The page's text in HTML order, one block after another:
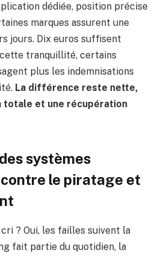
dédiée, position précise
marques assurent une
jours. Dix euros suffisent
tranquillité, certains
plus les indemnisations
La différence reste nette,
totale et une récupération
systèmes
le piratage et
? Oui, les failles suivent la
fait partie du quotidien, la